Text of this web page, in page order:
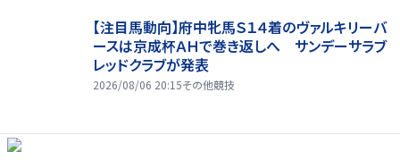
【注目馬動向】府中牝馬Ｓ１４着のヴァルキリーバ
ースは京成杯ＡＨで巻き返しへ サンデーサラブ
レッドクラブが発表
2026/08/06 20:15その他競技